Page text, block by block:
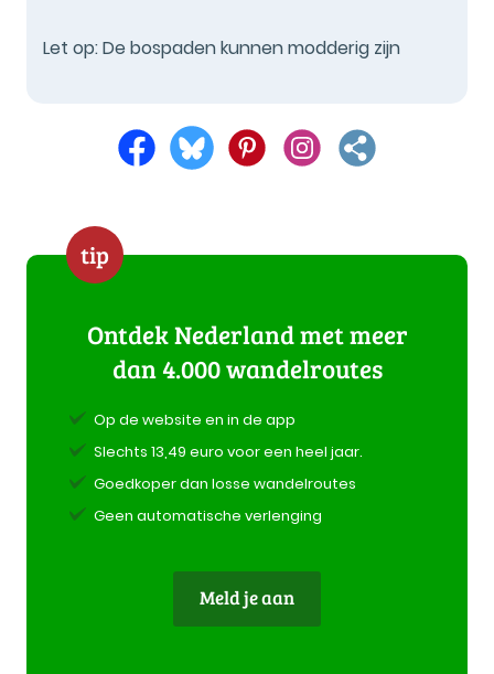
Let op: De bospaden kunnen modderig zijn
tip
Ontdek Nederland met meer
dan 4.000 wandelroutes
Op de website en in de app
Slechts 13,49 euro voor een heel jaar.
Goedkoper dan losse wandelroutes
Geen automatische verlenging
Meld je aan